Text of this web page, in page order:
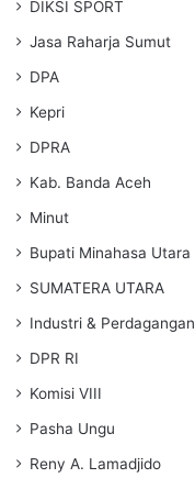
DIKSI SPORT
Jasa Raharja Sumut
DPA
Kepri
DPRA
Kab. Banda Aceh
Minut
Bupati Minahasa Utara
SUMATERA UTARA
Industri & Perdagangan
DPR RI
Komisi VIII
Pasha Ungu
Reny A. Lamadjido